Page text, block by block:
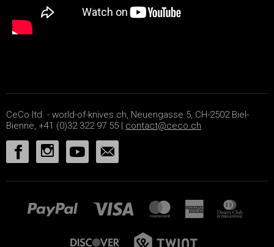
CeCo ltd. - world-of-knives.ch, Neuengasse 5, CH-2502 Biel-
Bienne, +41 (0)32 322 97 55 | contact@ceco.ch